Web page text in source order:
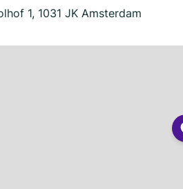
1, 1031 JK Amsterdam